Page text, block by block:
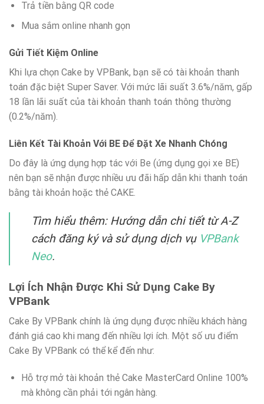
Trả tiền bằng QR code
Mua sắm online nhanh gọn
Gửi Tiết Kiệm Online
Khi lựa chọn Cake by VPBank, bạn sẽ có tài khoản thanh
toán đặc biệt Super Saver. Với mức lãi suất 3.6%/năm, gấp
18 lần lãi suất của tài khoản thanh toán thông thường
(0.2%/năm).
Liên Kết Tài Khoản Với BE Để Đặt Xe Nhanh Chóng
Do đây là ứng dụng hợp tác với Be (ứng dụng gọi xe BE)
nên bạn sẽ nhận được nhiều ưu đãi hấp dẫn khi thanh toán
bằng tài khoản hoặc thẻ CAKE.
Tìm hiểu thêm: Hướng dẫn chi tiết từ A-Z
cách đăng ký và sử dụng dịch vụ VPBank
Neo.
Lợi Ích Nhận Được Khi Sử Dụng Cake By
VPBank
Cake By VPBank chính là ứng dụng được nhiều khách hàng
đánh giá cao khi mang đến nhiều lợi ích. Một số ưu điểm
Cake By VPBank có thể kể đến như:
Hỗ trợ mở tài khoản thẻ Cake MasterCard Online 100%
mà không cần phải tới ngân hàng.